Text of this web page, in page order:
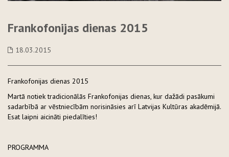
Frankofonijas dienas 2015
18.03.2015
Frankofonijas dienas 2015
Martā notiek tradicionālās Frankofonijas dienas, kur dažādi pasākumi
sadarbībā ar vēstniecībām norisināsies arī Latvijas Kultūras akadēmijā.
Esat laipni aicināti piedalīties!
PROGRAMMA